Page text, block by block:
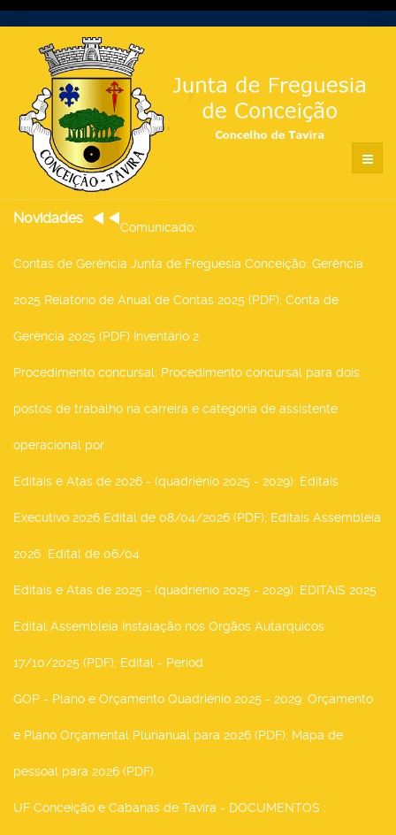
Novidades
Comunicado:
Contas de Gerência Junta de Freguesia Conceição: Gerência
2025 Relatório de Anual de Contas 2025 (PDF); Conta de
Gerência 2025 (PDF) Inventário 2
Procedimento concursal: Procedimento concursal para dois
postos de trabalho na carreira e categoria de assistente
operacional por
Editais e Atas de 2026 - (quadriénio 2025 - 2029): Editais
Executivo 2026 Edital de 08/04/2026 (PDF); Editais Assembleia
2026 Edital de 06/04
Editais e Atas de 2025 - (quadriénio 2025 - 2029): EDITAIS 2025
Edital Assembleia Instalação nos Orgãos Autarquicos
17/10/2025 (PDF); Edital - Period
GOP - Plano e Orçamento Quadriénio 2025 - 2029: Orçamento
e Plano Orçamental Plurianual para 2026 (PDF); Mapa de
pessoal para 2026 (PDF).
UF Conceição e Cabanas de Tavira - DOCUMENTOS :